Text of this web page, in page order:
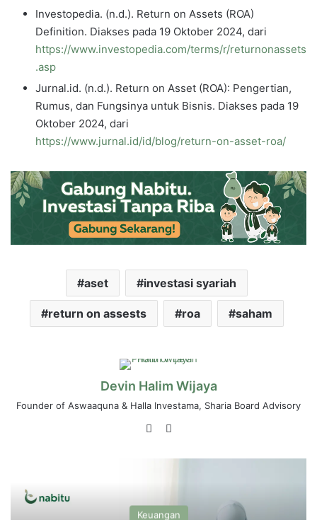
Investopedia. (n.d.). Return on Assets (ROA)
Definition. Diakses pada 19 Oktober 2024, dari
https://www.investopedia.com/terms/r/returnonassets
.asp
Jurnal.id. (n.d.). Return on Asset (ROA): Pengertian,
Rumus, dan Fungsinya untuk Bisnis. Diakses pada 19
Oktober 2024, dari
https://www.jurnal.id/id/blog/return-on-asset-roa/
aset investasi syariah
return on assests roa saham
Devin Halim Wijaya
Founder of Aswaaquna & Halla Investama, Sharia Board Advisory
LinkedIn
Keuangan